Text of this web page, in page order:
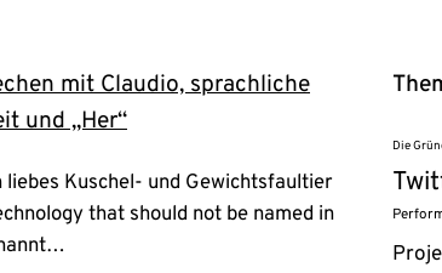
mit Claudio, sprachliche
und „Her“
liebes Kuschel- und Gewichtsfaultier
that should not be named in
Die